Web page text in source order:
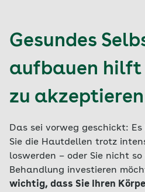
Gesundes
aufbauen hilft
zu akzeptieren
Das sei vorweg geschickt:
Sie die Hautdellen trotz
loswerden – oder Sie nicht
Behandlung investieren
wichtig, dass Sie Ihren